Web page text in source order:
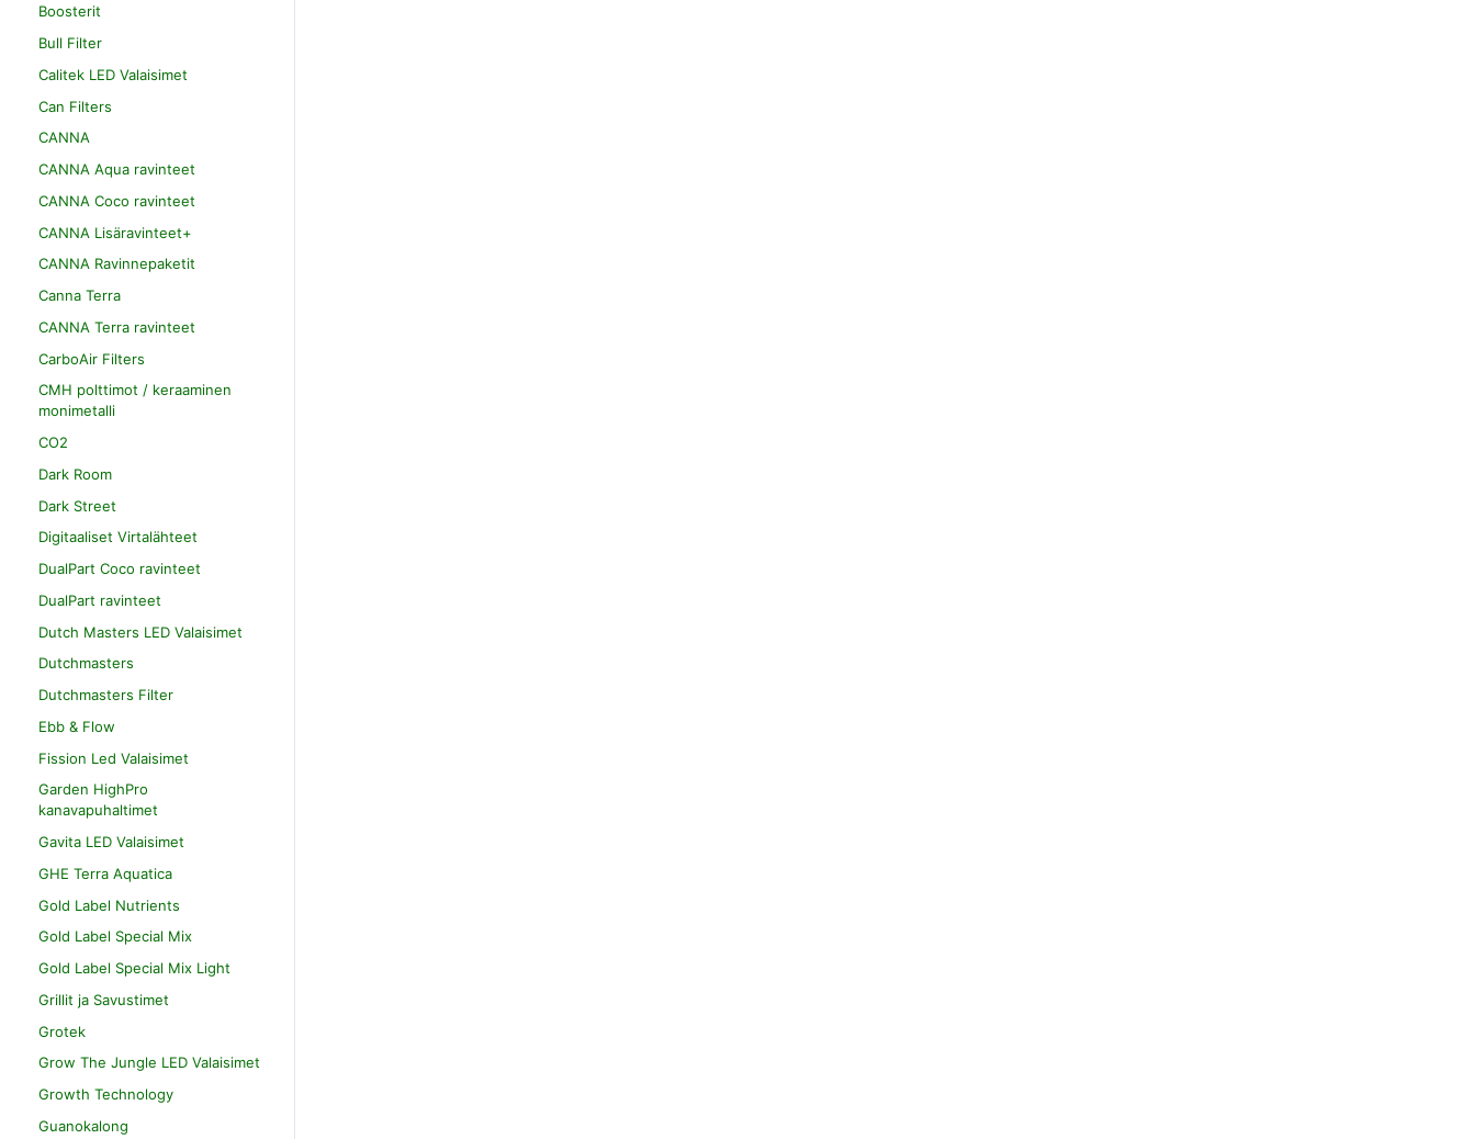
Boosterit
Bull Filter
Calitek LED Valaisimet
Can Filters
CANNA
CANNA Aqua ravinteet
CANNA Coco ravinteet
CANNA Lisäravinteet+
CANNA Ravinnepaketit
Canna Terra
CANNA Terra ravinteet
CarboAir Filters
CMH polttimot / keraaminen
monimetalli
CO2
Dark Room
Dark Street
Digitaaliset Virtalähteet
DualPart Coco ravinteet
DualPart ravinteet
Dutch Masters LED Valaisimet
Dutchmasters
Dutchmasters Filter
Ebb & Flow
Fission Led Valaisimet
Garden HighPro
kanavapuhaltimet
Gavita LED Valaisimet
GHE Terra Aquatica
Gold Label Nutrients
Gold Label Special Mix
Gold Label Special Mix Light
Grillit ja Savustimet
Grotek
Grow The Jungle LED Valaisimet
Growth Technology
Guanokalong